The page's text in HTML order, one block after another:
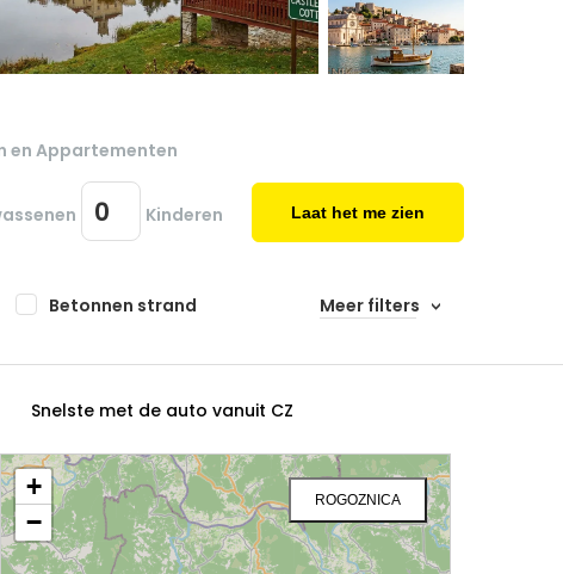
en Appartementen
Kinderen Laat het me zien
Betonnen strand Meer filters
Snelste met de auto vanuit CZ
+
−
ROGOZNICA